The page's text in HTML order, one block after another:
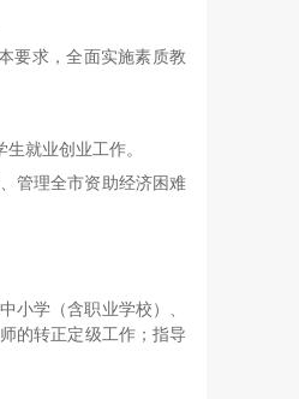
要求，全面实施素质教
就业创业工作。
管理全市资助经济困难
小学（含职业学校）、
的转正定级工作；指导